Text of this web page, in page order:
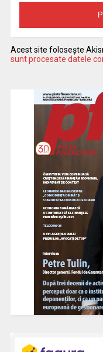
Acest site folosește
sunt procesate datele